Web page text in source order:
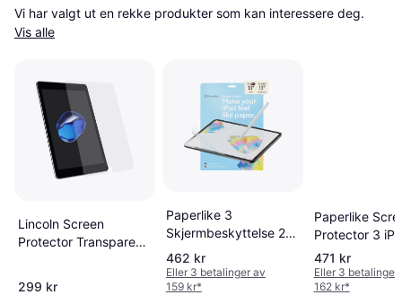
Vis alle
Lincoln Screen
Protector Transparent
299 kr
Paperlike 3
Skjermbeskyttelse 2
Pack
462 kr
Eller 3 betalinger av
159 kr*
Paperlike
Protector 3
Pack
471 kr
Eller 3 betalinger
162 kr*